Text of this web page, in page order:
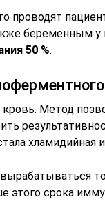
проводят
беременным
50 %.
Метод
хламидийная
этого срока